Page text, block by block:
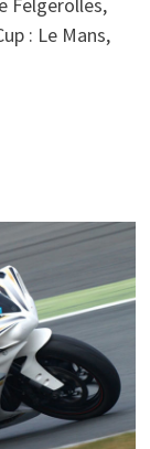
Felgerolles,
: Le Mans,